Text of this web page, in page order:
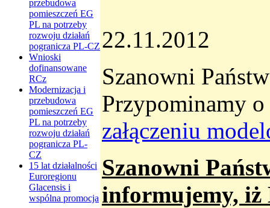
przebudowa
pomieszczeń EG
PL na potrzeby
rozwoju działań
pogranicza PL-CZ
Wnioski
dofinansowane
RCz
Modernizacja i
przebudowa
pomieszczeń EG
PL na potrzeby
rozwoju działań
pogranicza PL-
CZ
15 lat działalności
Euroregionu
Glacensis i
wspólna promocja
22.11.2012
Szanowni
Przypominamy
załączeniu
Szanowni
informujemy, iż